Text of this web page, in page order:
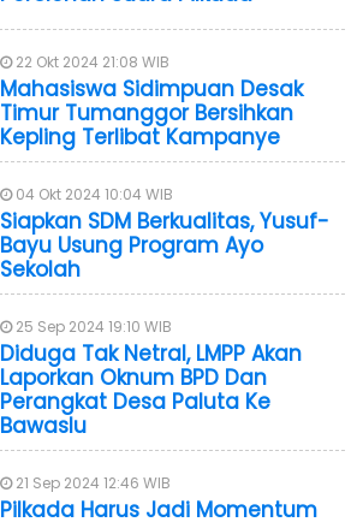
22 Okt 2024 21:08 WIB
Mahasiswa Sidimpuan Desak
Timur Tumanggor Bersihkan
Kepling Terlibat Kampanye
04 Okt 2024 10:04 WIB
Siapkan SDM Berkualitas, Yusuf-
Bayu Usung Program Ayo
Sekolah
25 Sep 2024 19:10 WIB
Diduga Tak Netral, LMPP Akan
Laporkan Oknum BPD Dan
Perangkat Desa Paluta Ke
Bawaslu
21 Sep 2024 12:46 WIB
Pilkada Harus Jadi Momentum